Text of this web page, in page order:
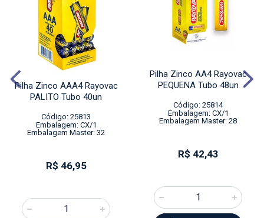
Pilha Zinco AAA4 Rayovac
PALITO Tubo 40un
Código: 25813
Embalagem: CX/1
Embalagem Master: 32
R$ 46,95
Pilha Zinco AA4 Rayovac
PEQUENA Tubo 48un
Código: 25814
Embalagem: CX/1
Embalagem Master: 28
R$ 42,43